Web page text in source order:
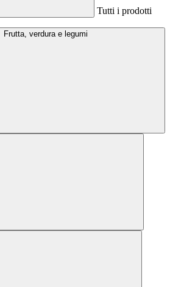
Tutti i prodotti
Frutta, verdura e legumi